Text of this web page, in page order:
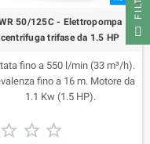
50/125C - Elettropompa
centrifuga trifase da 1.5 HP
fino a 550 l/min (33 m³/h).
fino a 16 m. Motore da
1.1 Kw (1.5 HP).
  